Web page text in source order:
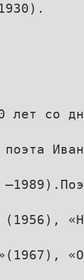
лет со
поэта
(1956),